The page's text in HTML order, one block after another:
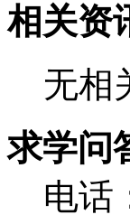
相关资
无相
求学问
电话